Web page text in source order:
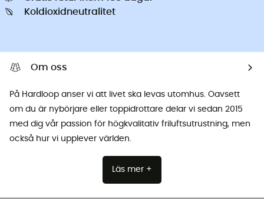
Koldioxidneutralitet
Om oss
På Hardloop anser vi att livet ska levas utomhus. Oavsett
om du är nybörjare eller toppidrottare delar vi sedan 2015
med dig vår passion för högkvalitativ friluftsutrustning, men
också hur vi upplever världen.
Läs mer +